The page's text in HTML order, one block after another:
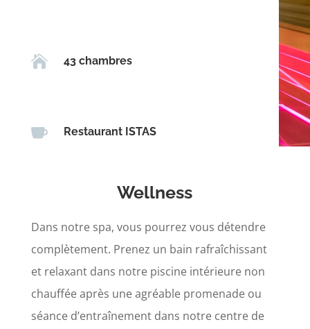
 43 chambres
 Restaurant ISTAS
Wellness
Dans notre spa, vous pourrez vous détendre
complètement. Prenez un bain rafraîchissant
et relaxant dans notre piscine intérieure non
chauffée après une agréable promenade ou
séance d’entraînement dans notre centre de